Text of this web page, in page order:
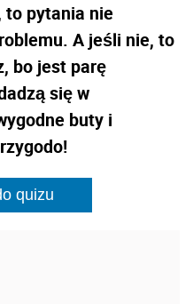
to pytania nie
A jeśli nie, to
bo jest parę
się w
buty i
quizu